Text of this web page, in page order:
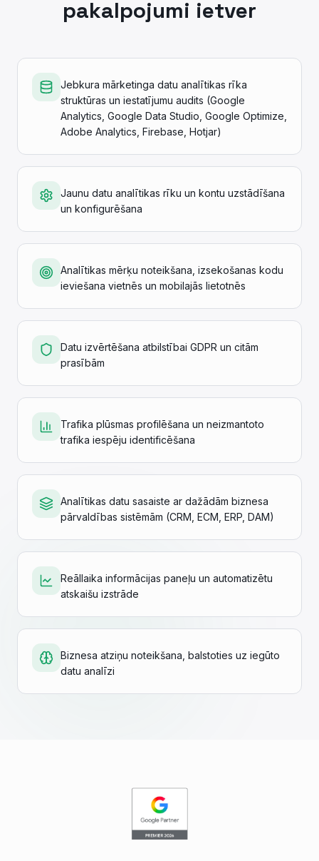
pakalpojumi ietver
Jebkura mārketinga datu analītikas rīka
struktūras un iestatījumu audits (Google
Analytics, Google Data Studio, Google Optimize,
Adobe Analytics, Firebase, Hotjar)
Jaunu datu analītikas rīku un kontu uzstādīšana
un konfigurēšana
Analītikas mērķu noteikšana, izsekošanas kodu
ieviešana vietnēs un mobilajās lietotnēs
Datu izvērtēšana atbilstībai GDPR un citām
prasībām
Trafika plūsmas profilēšana un neizmantoto
trafika iespēju identificēšana
Analītikas datu sasaiste ar dažādām biznesa
pārvaldības sistēmām (CRM, ECM, ERP, DAM)
Reāllaika informācijas paneļu un automatizētu
atskaišu izstrāde
Biznesa atziņu noteikšana, balstoties uz iegūto
datu analīzi